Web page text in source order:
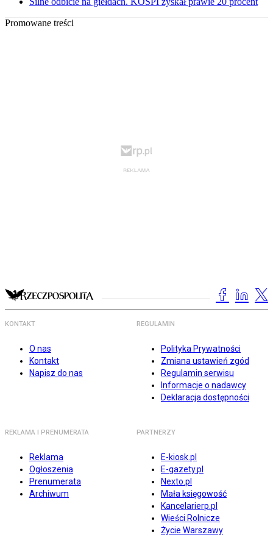
Promowane treści
KONTAKT
O nas
Kontakt
Napisz do nas
REGULAMIN
Polityka Prywatności
Zmiana ustawień zgód
Regulamin serwisu
Informacje o nadawcy
Deklaracja dostępności
REKLAMA I PRENUMERATA
Reklama
Ogłoszenia
Prenumerata
Archiwum
PARTNERZY
E-kiosk.pl
E-gazety.pl
Nexto.pl
Mała księgowość
Kancelarierp.pl
Wieści Rolnicze
Życie Warszawy